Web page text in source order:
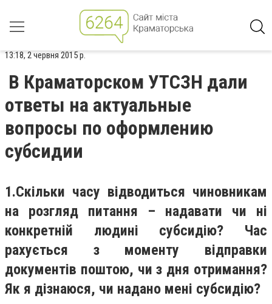
13:18, 2 червня 2015 р.
В Краматорском УТСЗН дали
ответы на актуальные
вопросы по оформлению
субсидии
1.Скільки часу відводиться чиновникам
на розгляд питання – надавати чи ні
конкретній людині субсидію? Час
рахується з моменту відправки
документів поштою, чи з дня отримання?
Як я дізнаюся, чи надано мені субсидію?